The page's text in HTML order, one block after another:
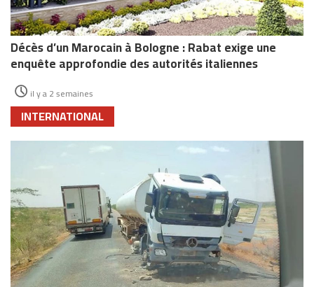
Décès d’un Marocain à Bologne : Rabat exige une
enquête approfondie des autorités italiennes
il y a 2 semaines
INTERNATIONAL